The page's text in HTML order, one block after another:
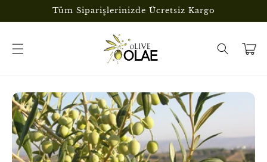
atla
Tüm Siparişlerinizde Ücretsiz Kargo
Sepet